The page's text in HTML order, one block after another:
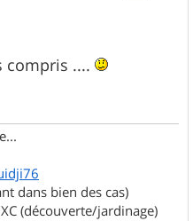
compris ....
dans bien des cas)
(découverte/jardinage)